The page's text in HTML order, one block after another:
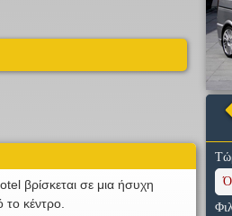
βρίσκεται σε μια ήσυχη
κέντρο.